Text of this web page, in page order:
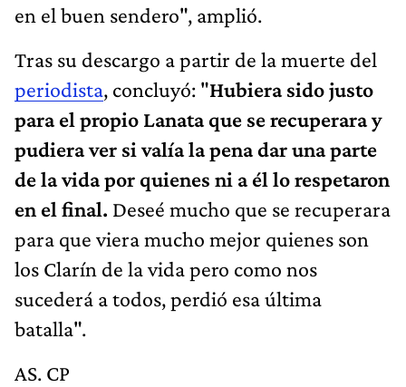
en el buen sendero", amplió.
Tras su descargo a partir de la muerte del
periodista, concluyó: "Hubiera sido justo
para el propio Lanata que se recuperara y
pudiera ver si valía la pena dar una parte
de la vida por quienes ni a él lo respetaron
en el final. Deseé mucho que se recuperara
para que viera mucho mejor quienes son
los Clarín de la vida pero como nos
sucederá a todos, perdió esa última
batalla".
AS. CP